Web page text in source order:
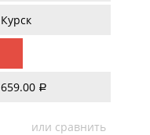
Курск
659.00 a
или сравнить